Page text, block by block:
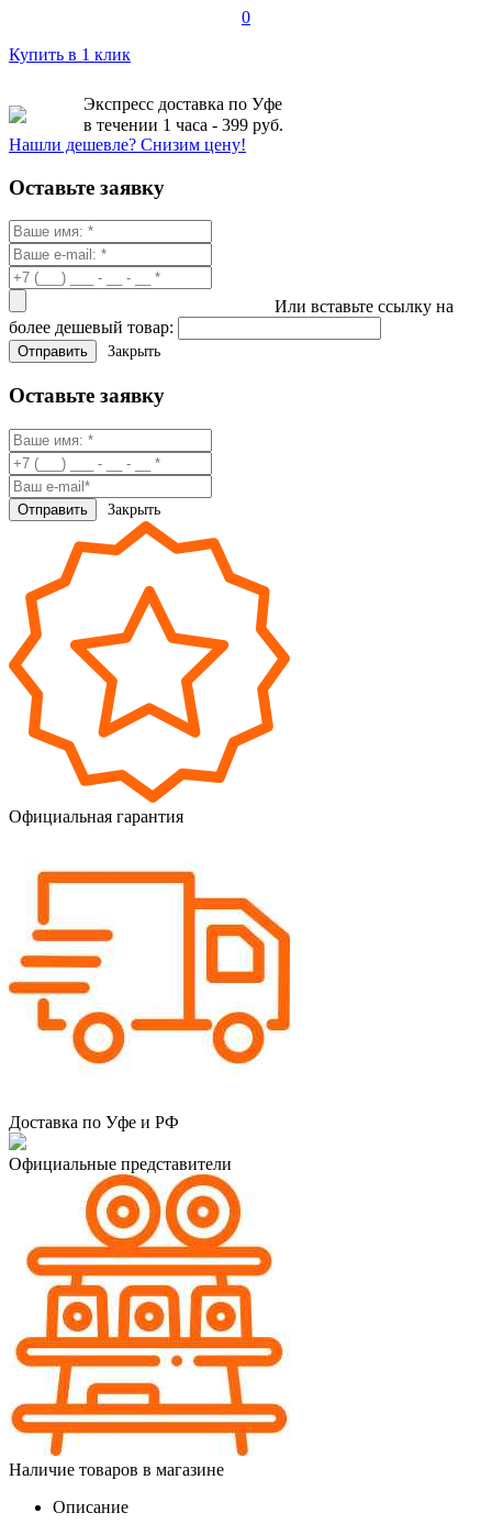
0
Купить в 1 клик
Экспресс доставка по Уфе
в течении 1 часа - 399 руб.
Нашли дешевле? Снизим цену!
Оставьте заявку
Или вставьте ссылку на
более дешевый товар:
Закрыть
Оставьте заявку
Закрыть
Официальная гарантия
Доставка по Уфе и РФ
Официальные представители
Наличие товаров в магазине
Описание